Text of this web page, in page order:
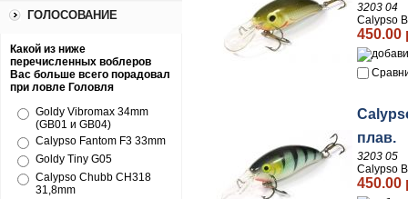
ГОЛОСОВАНИЕ
Какой из ниже
перечисленных воблеров
Вас больше всего порадовал
при ловле Головля
Goldy Vibromax 34mm
(GB01 и GB04)
Calypso Fantom F3 33mm
Goldy Tiny G05
Calypso Chubb CH318
31,8mm
3203 04
Calypso
450.00
плав.
3203 05
Calypso
450.00